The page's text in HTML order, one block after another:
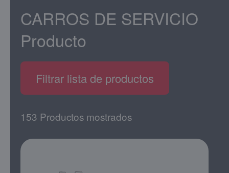
CARROS DE SERVICIO
Producto
Filtrar lista de productos
153 Productos mostrados